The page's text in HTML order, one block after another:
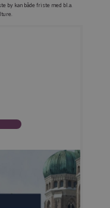
by kan både friste med bl.a.